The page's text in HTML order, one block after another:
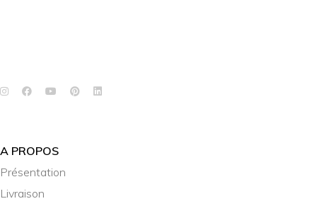
A PROPOS
Présentation
Livraison